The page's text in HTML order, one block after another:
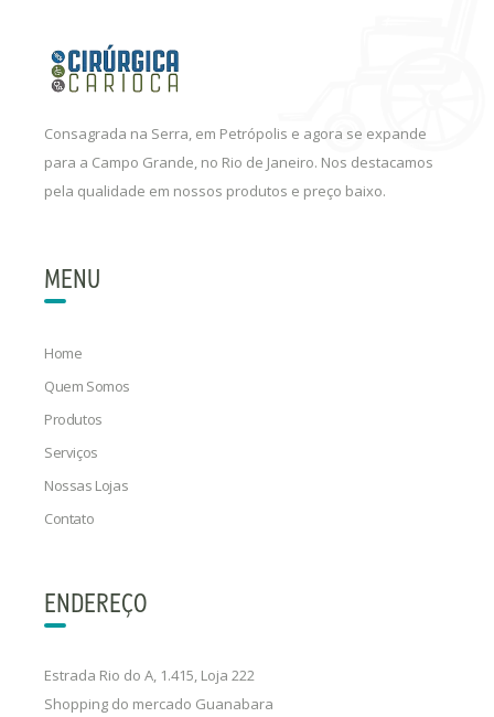
Consagrada na Serra, em Petrópolis e agora se expande
para a Campo Grande, no Rio de Janeiro. Nos destacamos
pela qualidade em nossos produtos e preço baixo.
MENU
Home
Quem Somos
Produtos
Serviços
Nossas Lojas
Contato
ENDEREÇO
Estrada Rio do A, 1.415, Loja 222
Shopping do mercado Guanabara